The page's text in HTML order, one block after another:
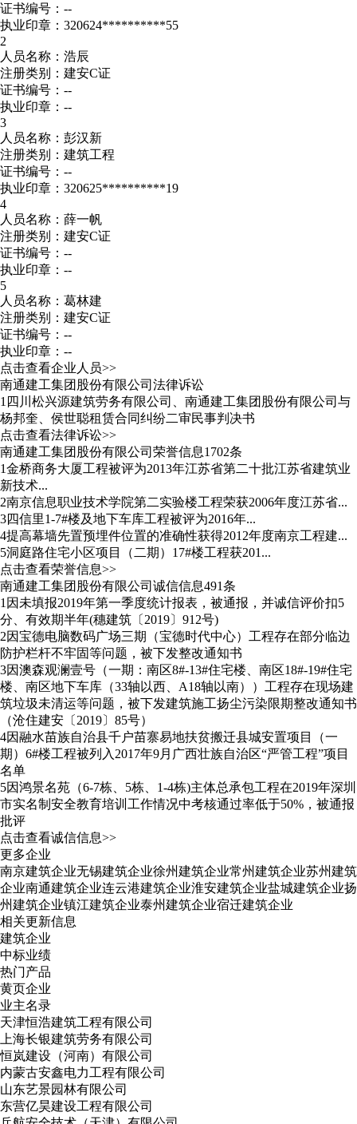
证书编号：--
执业印章：320624**********55
2
人员名称：浩辰
注册类别：建安C证
证书编号：--
执业印章：--
3
人员名称：彭汉新
注册类别：建筑工程
证书编号：--
执业印章：320625**********19
4
人员名称：薛一帆
注册类别：建安C证
证书编号：--
执业印章：--
5
人员名称：葛林建
注册类别：建安C证
证书编号：--
执业印章：--
点击查看企业人员>>
南通建工集团股份有限公司法律诉讼
1 四川松兴源建筑劳务有限公司、南通建工集团股份有限公司与
杨邦奎、侯世聪租赁合同纠纷二审民事判决书
点击查看法律诉讼>>
南通建工集团股份有限公司荣誉信息1702条
1金桥商务大厦工程被评为2013年江苏省第二十批江苏省建筑业
新技术...
2南京信息职业技术学院第二实验楼工程荣获2006年度江苏省...
3四信里1-7#楼及地下车库工程被评为2016年...
4提高幕墙先置预埋件位置的准确性获得2012年度南京工程建...
5洞庭路住宅小区项目（二期）17#楼工程获201...
点击查看荣誉信息>>
南通建工集团股份有限公司诚信信息491条
1 因未填报2019年第一季度统计报表，被通报，并诚信评价扣5
分、有效期半年(穗建筑〔2019〕912号)
2因宝德电脑数码广场三期（宝德时代中心）工程存在部分临边
防护栏杆不牢固等问题，被下发整改通知书
3因澳森观澜壹号（一期：南区8#-13#住宅楼、南区18#-19#住宅
楼、南区地下车库（33轴以西、A18轴以南））工程存在现场建
筑垃圾未清运等问题，被下发建筑施工扬尘污染限期整改通知书
（沧住建安〔2019〕85号）
4因融水苗族自治县千户苗寨易地扶贫搬迁县城安置项目（一
期）6#楼工程被列入2017年9月广西壮族自治区“严管工程”项目
名单
5因鸿景名苑（6-7栋、5栋、1-4栋)主体总承包工程在2019年深圳
市实名制安全教育培训工作情况中考核通过率低于50%，被通报
批评
点击查看诚信信息>>
更多企业
南京建筑企业无锡建筑企业徐州建筑企业常州建筑企业苏州建筑
企业南通建筑企业连云港建筑企业淮安建筑企业盐城建筑企业扬
州建筑企业镇江建筑企业泰州建筑企业宿迁建筑企业
相关更新信息
建筑企业
中标业绩
热门产品
黄页企业
业主名录
天津恒浩建筑工程有限公司
上海长银建筑劳务有限公司
恒岚建设（河南）有限公司
内蒙古安鑫电力工程有限公司
山东艺景园林有限公司
东营亿昊建设工程有限公司